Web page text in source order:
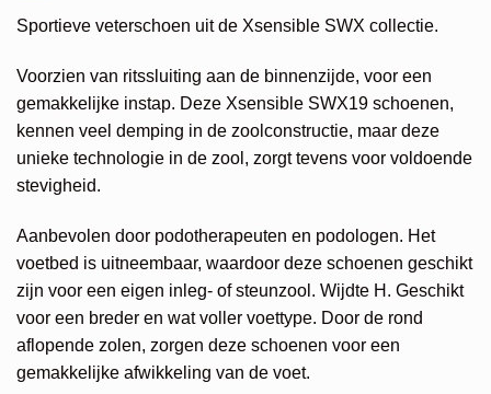
Sportieve veterschoen uit de Xsensible SWX collectie.
Voorzien van ritssluiting aan de binnenzijde, voor een
gemakkelijke instap. Deze Xsensible SWX19 schoenen,
kennen veel demping in de zoolconstructie, maar deze
unieke technologie in de zool, zorgt tevens voor voldoende
stevigheid.
Aanbevolen door podotherapeuten en podologen. Het
voetbed is uitneembaar, waardoor deze schoenen geschikt
zijn voor een eigen inleg- of steunzool. Wijdte H. Geschikt
voor een breder en wat voller voettype. Door de rond
aflopende zolen, zorgen deze schoenen voor een
gemakkelijke afwikkeling van de voet.